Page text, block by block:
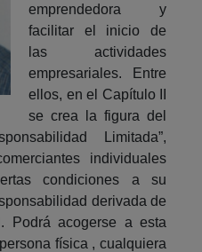
emprendedora y
facilitar el inicio de
las actividades
empresariales. Entre
ellos, en el Capítulo II
se crea la figura del
Limitada”,
individuales
condiciones a su
derivada de
Podrá acogerse a esta
física , cualquiera